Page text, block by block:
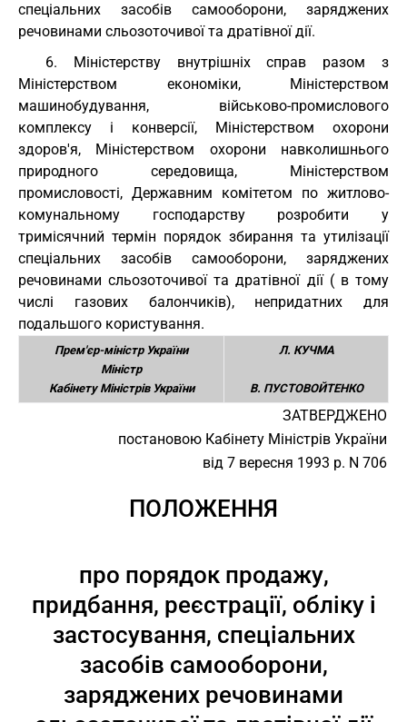
спеціальних засобів самооборони, заряджених
речовинами сльозоточивої та дратівної дії.
6. Міністерству внутрішніх справ разом з
Міністерством економіки, Міністерством
машинобудування, військово-промислового
комплексу і конверсії, Міністерством охорони
здоров'я, Міністерством охорони навколишнього
природного середовища, Міністерством
промисловості, Державним комітетом по житлово-
комунальному господарству розробити у
тримісячний термін порядок збирання та утилізації
спеціальних засобів самооборони, заряджених
речовинами сльозоточивої та дратівної дії ( в тому
числі газових балончиків), непридатних для
подальшого користування.
Прем'єр-міністр України
Міністр
Кабінету Міністрів України
Л. КУЧМА
В. ПУСТОВОЙТЕНКО
ЗАТВЕРДЖЕНО
постановою Кабінету Міністрів України
від 7 вересня 1993 р. N 706
ПОЛОЖЕННЯ
про порядок продажу,
придбання, реєстрації, обліку і
застосування, спеціальних
засобів самооборони,
заряджених речовинами